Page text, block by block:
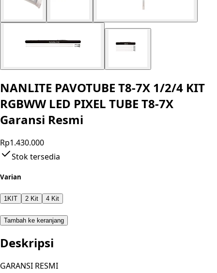
NANLITE PAVOTUBE T8-7X 1/2/4 KIT
RGBWW LED PIXEL TUBE T8-7X
Garansi Resmi
Rp1.430.000
Stok tersedia
Varian
1KIT 2 Kit 4 Kit
Tambah ke keranjang
Deskripsi
GARANSI RESMI